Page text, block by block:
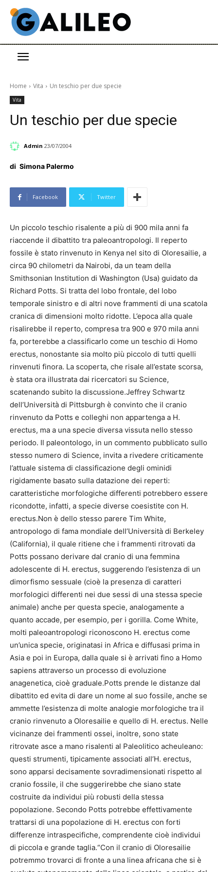
Home Vita Un teschio per due specie
Vita
Un teschio per due specie
Admin 23/07/2004
di Simona Palermo
Facebook Twitter
Un piccolo teschio risalente a più di 900 mila anni fa
riaccende il dibattito tra paleoantropologi. Il reperto
fossile è stato rinvenuto in Kenya nel sito di Oloresailie, a
circa 90 chilometri da Nairobi, da un team della
Smithsonian Institution di Washington (Usa) guidato da
Richard Potts. Si tratta del lobo frontale, del lobo
temporale sinistro e di altri nove frammenti di una scatola
cranica di dimensioni molto ridotte. L’epoca alla quale
risalirebbe il reperto, compresa tra 900 e 970 mila anni
fa, porterebbe a classificarlo come un teschio di Homo
erectus, nonostante sia molto più piccolo di tutti quelli
rinvenuti finora. La scoperta, che risale all’estate scorsa,
è stata ora illustrata dai ricercatori su Science,
scatenando subito la discussione.Jeffrey Schwartz
dell’Università di Pittsburgh è convinto che il cranio
rinvenuto da Potts e colleghi non appartenga a H.
erectus, ma a una specie diversa vissuta nello stesso
periodo. Il paleontologo, in un commento pubblicato sullo
stesso numero di Science, invita a rivedere criticamente
l’attuale sistema di classificazione degli ominidi
rigidamente basato sulla datazione dei reperti:
caratteristiche morfologiche differenti potrebbero essere
ricondotte, infatti, a specie diverse coesistite con H.
erectus.Non è dello stesso parere Tim White,
antropologo di fama mondiale dell’Università di Berkeley
(California), il quale ritiene che i frammenti ritrovati da
Potts possano derivare dal cranio di una femmina
adolescente di H. erectus, suggerendo l’esistenza di un
dimorfismo sessuale (cioè la presenza di caratteri
morfologici differenti nei due sessi di una stessa specie
animale) anche per questa specie, analogamente a
quanto accade, per esempio, per i gorilla. Come White,
molti paleoantropologi riconoscono H. erectus come
un’unica specie, originatasi in Africa e diffusasi prima in
Asia e poi in Europa, dalla quale si è arrivati fino a Homo
sapiens attraverso un processo di evoluzione
anagenetica, cioè graduale.Potts prende le distanze dal
dibattito ed evita di dare un nome al suo fossile, anche se
ammette l’esistenza di molte analogie morfologiche tra il
cranio rinvenuto a Oloresailie e quello di H. erectus. Nelle
vicinanze dei frammenti ossei, inoltre, sono state
ritrovate asce a mano risalenti al Paleolitico acheuleano:
questi strumenti, tipicamente associati all’H. erectus,
sono apparsi decisamente sovradimensionati rispetto al
cranio fossile, il che suggerirebbe che siano state
costruite da individui più robusti della stessa
popolazione. Secondo Potts potrebbe effettivamente
trattarsi di una popolazione di H. erectus con forti
differenze intraspecifiche, comprendente cioè individui
di piccola e grande taglia.“Con il cranio di Oloresailie
potremmo trovarci di fronte a una linea africana che si è